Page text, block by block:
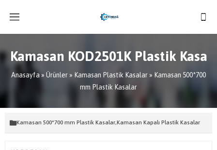
Kamasan KOD2501K Plastik Kasa
Anasayfa » Ürünler » Kamasan Plastik Kasalar» Kamasan 500*700
mm Plastik Kasalar
Kamasan 500*700 mm Plastik Kasalar,Kamasan Kapalı Plastik Kasalar